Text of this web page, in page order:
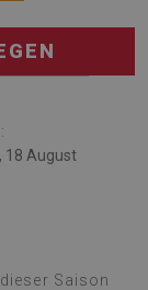
18 August
Saison